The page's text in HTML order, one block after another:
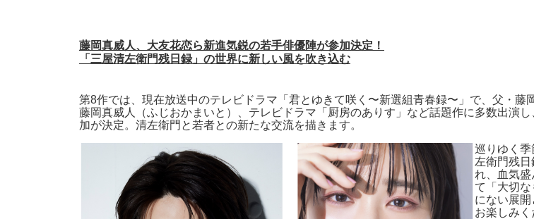
藤岡真威人、大友花恋ら新進気鋭の若手俳優陣が参加決定！
「三屋清左衛門残日録」の世界に新しい風を吹き込む
第8作では、現在放送中のテレビドラマ「君とゆきて咲く〜新選組青春録〜」で、父・
藤岡真威人（ふじおかまいと）、テレビドラマ「厨房のありす」など話題作に多数出演
加が決定。清左衛門と若者との新たな交流を描きます。
巡りゆく
左衛門残
れ、血気
て「大切
にない展
お楽しみく